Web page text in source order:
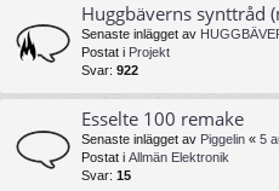
Huggbäverns synttråd
Senaste inlägget av
Postat i Projekt
Svar: 922
Esselte 100 remake
Senaste inlägget av Piggelin « 5
Postat i Allmän Elektronik
Svar: 15